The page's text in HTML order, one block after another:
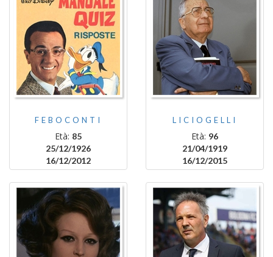
FEBOCONTI
Età: 85
25/12/1926
16/12/2012
LICIOGELLI
Età: 96
21/04/1919
16/12/2015